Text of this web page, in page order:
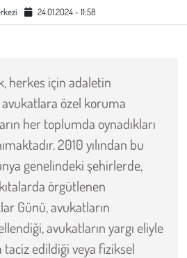
24.01.2024 - 11:58
herkes için adaletin
özel koruma
her toplumda oynadıkları
2010 yılından bu
genelindeki şehirlerde,
örgütlenen
Günü, avukatların
avukatların yargı eliyle
edildiği veya fiziksel